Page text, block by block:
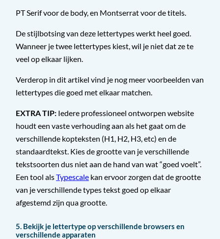
PT Serif voor de body, en Montserrat voor de titels.
De stijlbotsing van deze lettertypes werkt heel goed.
Wanneer je twee lettertypes kiest, wil je niet dat ze te
veel op elkaar lijken.
Verderop in dit artikel vind je nog meer voorbeelden van
lettertypes die goed met elkaar matchen.
EXTRA TIP: Iedere professioneel ontworpen website
houdt een vaste verhouding aan als het gaat om de
verschillende kopteksten (H1, H2, H3, etc) en de
standaardtekst. Kies de grootte van je verschillende
tekstsoorten dus niet aan de hand van wat “goed voelt”.
Een tool alsTypescale kan ervoor zorgen dat de grootte
van je verschillende types tekst goed op elkaar
afgestemd zijn qua grootte.
5. Bekijk je lettertype op verschillende browsers en
verschillende apparaten